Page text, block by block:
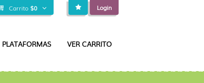
Carrito $0 Login
PLATAFORMAS VER CARRITO